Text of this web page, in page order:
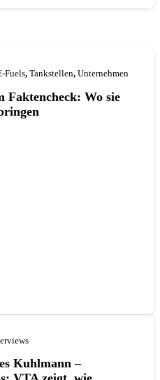
Fuels, Tankstellen, Unternehmen
Wo sie
Kuhlmann –